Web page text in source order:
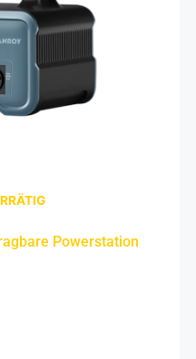
Powerstation